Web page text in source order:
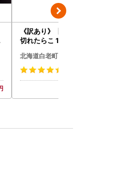
《訳あり》【虎杖浜加工】
切れたらこ 100ｇ×8個 80
北海道白老町